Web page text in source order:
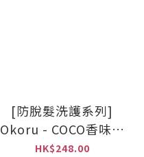
[防脫髮洗護系列]
Okoru - COCO香味絲
滑護髮素500ml
HK$248.00